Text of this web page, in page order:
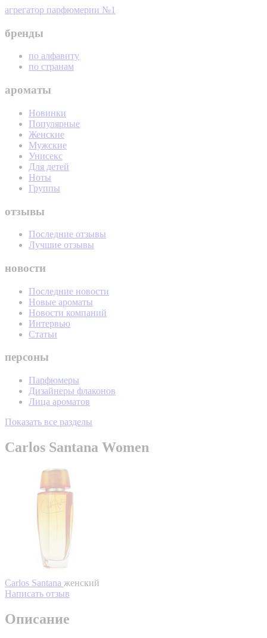
агрегатор парфюмерии №1
бренды
по алфавиту
по странам
ароматы
Новинки
Популярные
Женские
Мужские
Унисекс
Для детей
Ноты
Группы
отзывы
Последние отзывы
Лучшие отзывы
новости
Последние новости
Новые ароматы
Новости компаний
Интервью
Статьи
персоны
Парфюмеры
Дизайнеры флаконов
Лица ароматов
Показать все разделы
Carlos Santana Women
Carlos Santana женский
Написать отзыв
Описание